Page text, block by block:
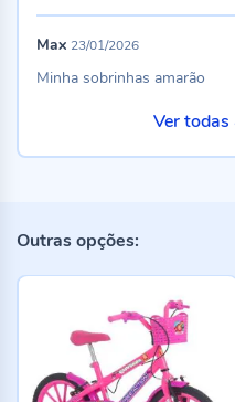
Max 23/01/2026
Minha sobrinhas amarão
Ver todas
Outras opções: